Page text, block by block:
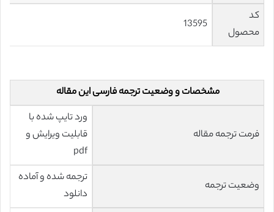
کد
محصول
13595
مشخصات و وضعیت ترجمه فارسی این مقاله
فرمت ترجمه مقاله
ورد تایپ شده با
قابلیت ویرایش و
pdf
وضعیت ترجمه
ترجمه شده و آماده
دانلود